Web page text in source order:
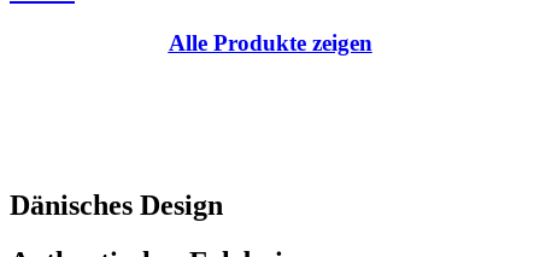
Alle Produkte zeigen
Dänisches Design